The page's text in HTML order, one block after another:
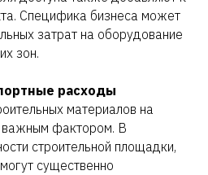
Специфика бизнеса может
затрат на оборудование
зон.
расходы
материалов на
важным фактором. В
строительной площадки,
существенно